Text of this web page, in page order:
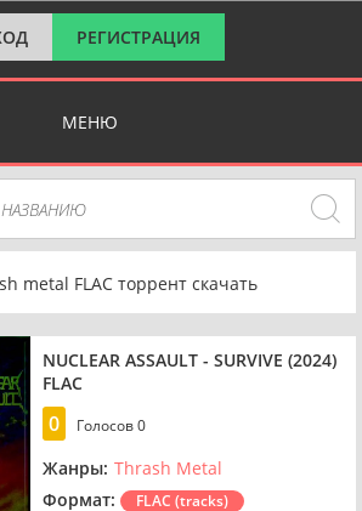
РЕГИСТРАЦИЯ
МЕНЮ
metal FLAC торрент скачать
NUCLEAR ASSAULT - SURVIVE (2024)
FLAC
0 Голосов0
Жанры: Thrash Metal
Формат:
FLAC (tracks)